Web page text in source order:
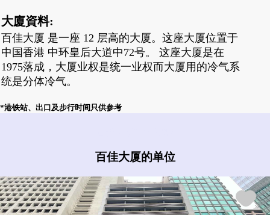
大廈資料:
百佳大厦 是一座 12 层高的大厦。这座大厦位置于
中国香港 中环皇后大道中72号。 这座大厦是在
1975落成，大厦业权是统一业权而大厦用的冷气系
统是分体冷气。
*港铁站、出口及步行时间只供参考
百佳大厦的单位